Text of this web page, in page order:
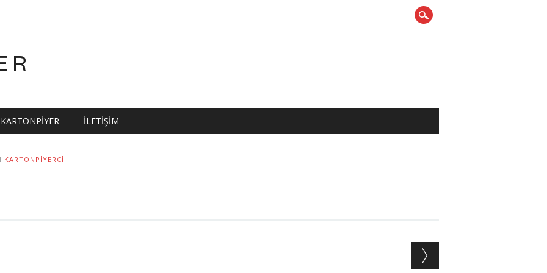
KARTONPIYER İLETIŞIM
KARTONPIYERCI